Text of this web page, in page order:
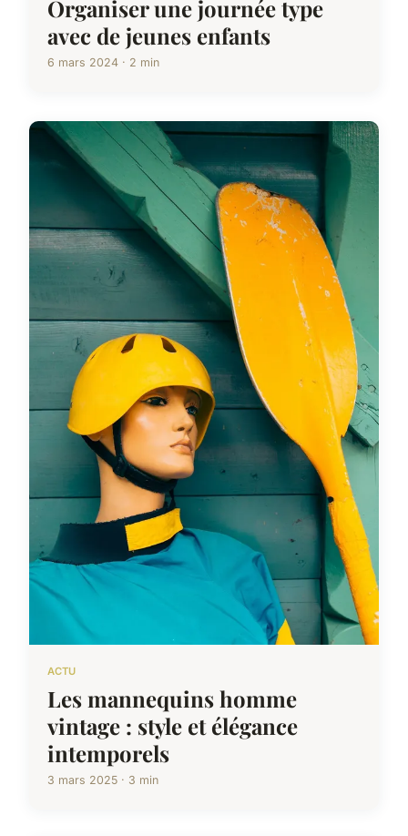
Organiser une journée type
avec de jeunes enfants
6 mars 2024 · 2 min
ACTU
Les mannequins homme
vintage : style et élégance
intemporels
3 mars 2025 · 3 min